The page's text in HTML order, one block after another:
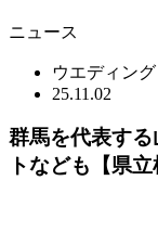
ニュース
ウエディン
25.11.02
群馬を代表す
トなども【県立